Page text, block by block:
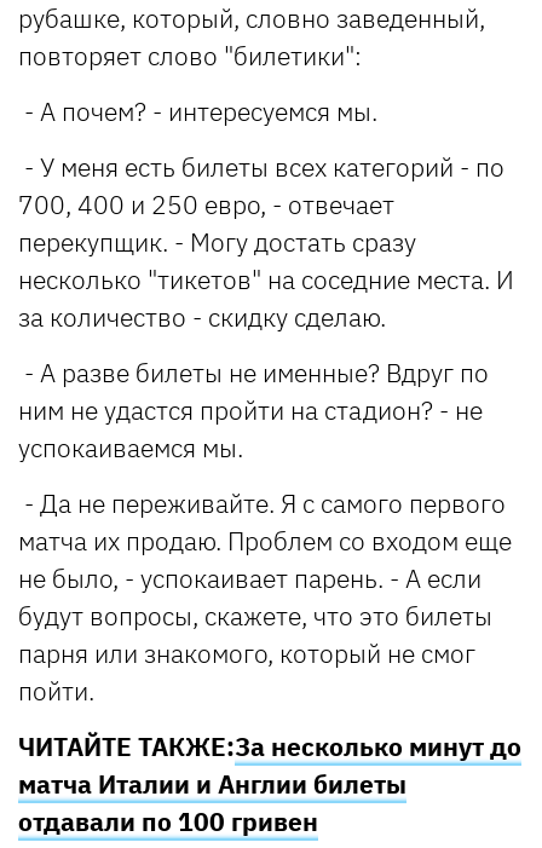
рубашке, который, словно заведенный,
повторяет слово "билетики":
- А почем? - интересуемся мы.
- У меня есть билеты всех категорий - по
700, 400 и 250 евро, - отвечает
перекупщик. - Могу достать сразу
несколько "тикетов" на соседние места. И
за количество - скидку сделаю.
- А разве билеты не именные? Вдруг по
ним не удастся пройти на стадион? - не
успокаиваемся мы.
- Да не переживайте. Я с самого первого
матча их продаю. Проблем со входом еще
не было, - успокаивает парень. - А если
будут вопросы, скажете, что это билеты
парня или знакомого, который не смог
пойти.
ЧИТАЙТЕ ТАКЖЕ:За несколько минут до
матча Италии и Англии билеты
отдавали по 100 гривен